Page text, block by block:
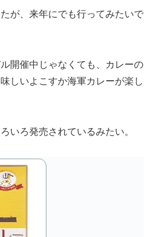
が、来年にでも行ってみたいで
開催中じゃなくても、カレーの
しいよこすか海軍カレーが楽し
いろ発売されているみたい。